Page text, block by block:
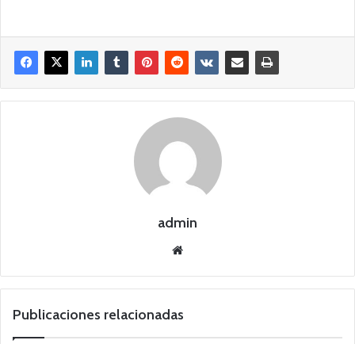
admin
we
Publicaciones relacionadas